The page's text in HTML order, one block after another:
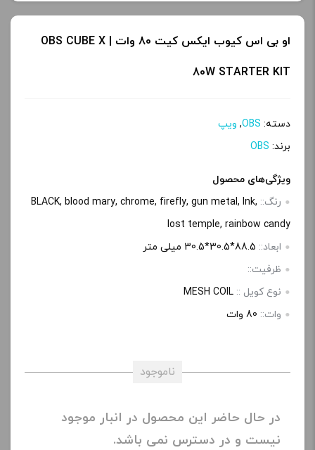
او بی اس کیوب ایکس کیت 80 وات | OBS CUBE X
80W STARTER KIT
دسته: OBS
, ویپ
برند: OBS
ویژگی‌های محصول
رنگ:: BLACK, blood mary, chrome, firefly, gun metal, lnk,
lost temple, rainbow candy
ابعاد:: 88.5*30.5*30.5 میلی متر
ظرفیت::
نوع کویل :: MESH COIL
وات:: 80 وات
ناموجود
در حال حاضر این محصول در انبار موجود
نیست و در دسترس نمی باشد.